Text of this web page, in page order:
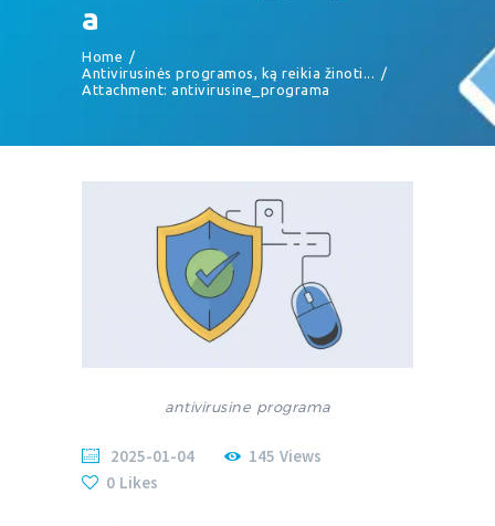
a
Home
Antivirusinės programos, ką reikia žinoti...
Attachment: antivirusine_programa
antivirusine programa
2025-01-04 145 Views
0 Likes